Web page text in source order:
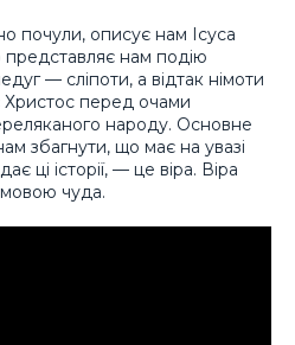
почули, описує нам Ісуса
представляє нам подію
— сліпоти, а відтак німоти
Христос перед очами
народу. Основне
збагнути, що має на увазі
ці історії, — це віра. Віра
чуда.